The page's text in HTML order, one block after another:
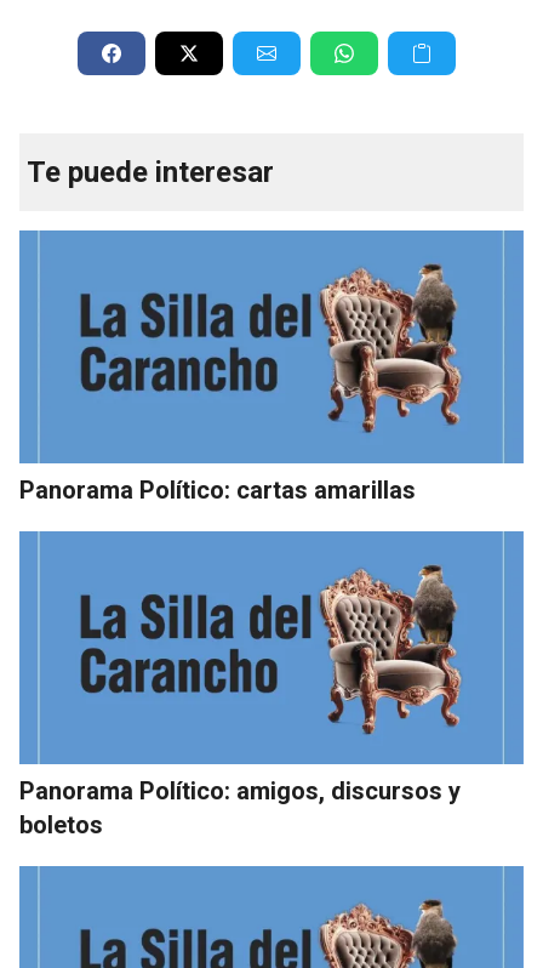
Te puede interesar
Panorama Político: cartas amarillas
Panorama Político: amigos, discursos y
boletos